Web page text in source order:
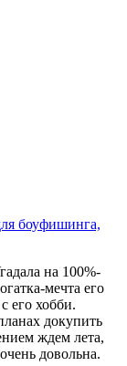
боуфишинга,
на 100%-
мечта его
его хобби.
докупить
ждем лета,
довольна.